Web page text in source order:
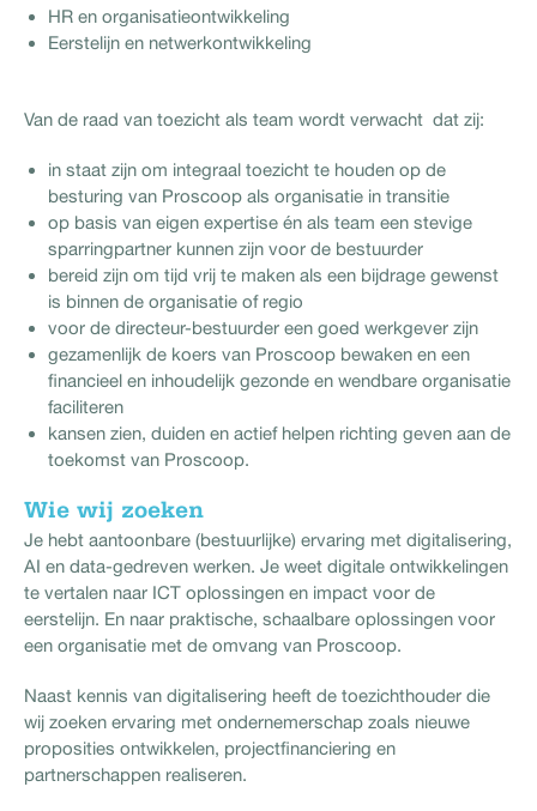
HR en organisatieontwikkeling
Eerstelijn en netwerkontwikkeling
Van de raad van toezicht als team wordt verwacht dat zij:
in staat zijn om integraal toezicht te houden op de
besturing van Proscoop als organisatie in transitie
op basis van eigen expertise én als team een stevige
sparringpartner kunnen zijn voor de bestuurder
bereid zijn om tijd vrij te maken als een bijdrage gewenst
is binnen de organisatie of regio
voor de directeur-bestuurder een goed werkgever zijn
gezamenlijk de koers van Proscoop bewaken en een
financieel en inhoudelijk gezonde en wendbare organisatie
faciliteren
kansen zien, duiden en actief helpen richting geven aan de
toekomst van Proscoop.
Wie wij zoeken
Je hebt aantoonbare (bestuurlijke) ervaring met digitalisering,
AI en data-gedreven werken. Je weet digitale ontwikkelingen
te vertalen naar ICT oplossingen en impact voor de
eerstelijn. En naar praktische, schaalbare oplossingen voor
een organisatie met de omvang van Proscoop.
Naast kennis van digitalisering heeft de toezichthouder die
wij zoeken ervaring met ondernemerschap zoals nieuwe
proposities ontwikkelen, projectfinanciering en
partnerschappen realiseren.